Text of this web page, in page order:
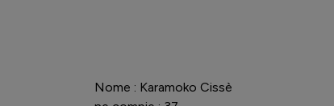
Nome : Karamoko Cissè